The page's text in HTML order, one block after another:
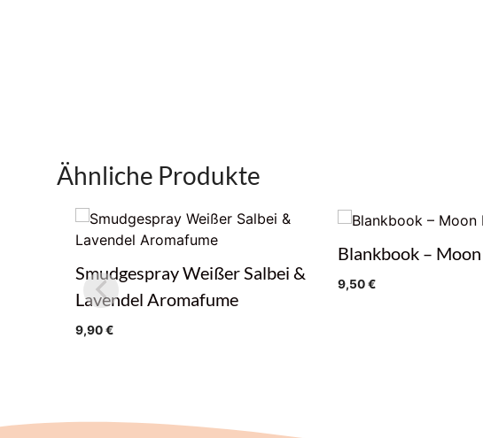
Ähnliche Produkte
Smudgespray Weißer Salbei &
Lavendel Aromafume
9,90€
Blankbook –
9,50€